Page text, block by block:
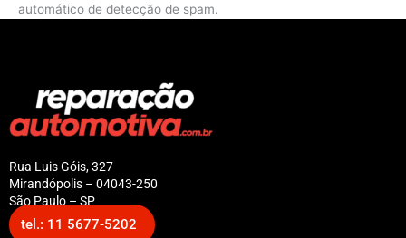
automático de detecção de spam.
Rua Luis Góis, 327
Mirandópolis – 04043-250
São Paulo – SP
tel.: 11 5677-5202